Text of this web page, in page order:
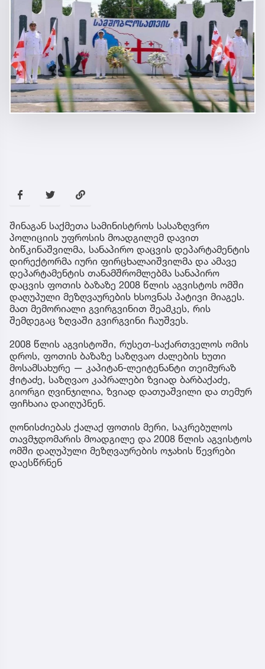
შინაგან საქმეთა სამინისტროს სასაზღვრო
პოლიციის უფროსის მოადგილემ დავით
ბიწკინაშვილმა, სანაპირო დაცვის დეპარტამენტის
დირექტორმა იური ფირცხალაიშვილმა და ამავე
დეპარტამენტის თანამშრომლებმა სანაპირო
დაცვის ფოთის ბაზაზე 2008 წლის აგვისტოს ომში
დაღუპული მეზღვაურების ხსოვნას პატივი მიაგეს.
მათ მემორიალი გვირგვინით შეამკეს, რის
შემდეგაც ზღვაში გვირგვინი ჩაუშვეს.
2008 წლის აგვისტოში, რუსეთ-საქართველოს ომის
დროს, ფოთის ბაზაზე საზღვაო ძალების ხუთი
მოსამსახურე — კაპიტან-ლეიტენანტი თეიმურაზ
ჭიტაძე, საზღვაო კაპრალები ზვიად ბარბაქაძე,
გიორგი ღვინჯილია, ზვიად დათუაშვილი და თემურ
ფიჩხაია დაიღუპნენ.
ღონისძიებას ქალაქ ფოთის მერი, საკრებულოს
თავმჯდომარის მოადგილე და 2008 წლის აგვისტოს
ომში დაღუპული მეზღვაურების ოჯახის წევრები
დაესწრნენ